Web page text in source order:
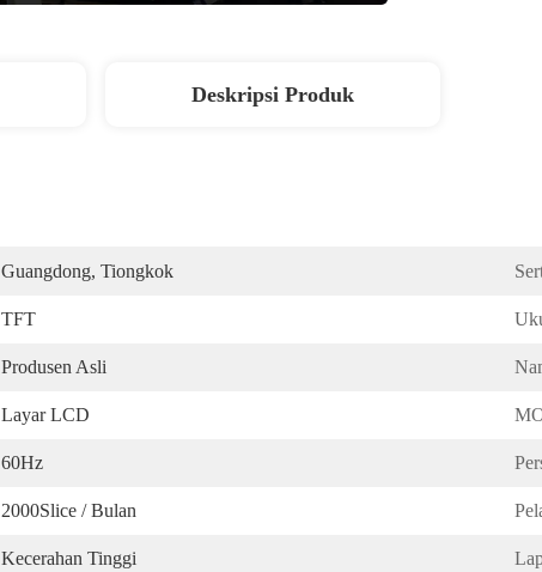
Deskripsi Produk
Guangdong, Tiongkok
TFT
Produsen Asli
Layar LCD
60Hz
2000Slice / Bulan
Kecerahan Tinggi